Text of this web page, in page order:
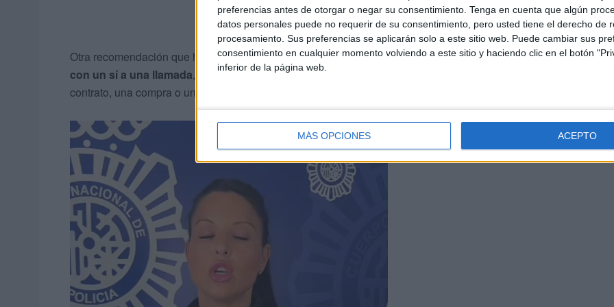
preferencias antes de otorgar o negar su consentimiento. Tenga en cuenta que algún
datos personales puede no requerir de su consentimiento, pero usted tiene el derecho de
procesamiento. Sus preferencias se aplicarán solo a este sitio web. Puede cambiar sus
consentimiento en cualquier momento volviendo a este sitio y haciendo clic en el botón
inferior de la página web.
MÁS OPCIONES ACEPTO
Otra recomendación que hacen y que es fundamental en estos casos es la siguiente: “ nunca respondas
con un sí a una llamada, porque podrían grabar tu voz y utilizar esta grabación para autorizar un
contrato, una compra o una suscripción”.